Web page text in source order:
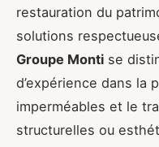
restauration du
solutions
Groupe Monti se
d’expérience dans la
imperméables et le
structurelles ou